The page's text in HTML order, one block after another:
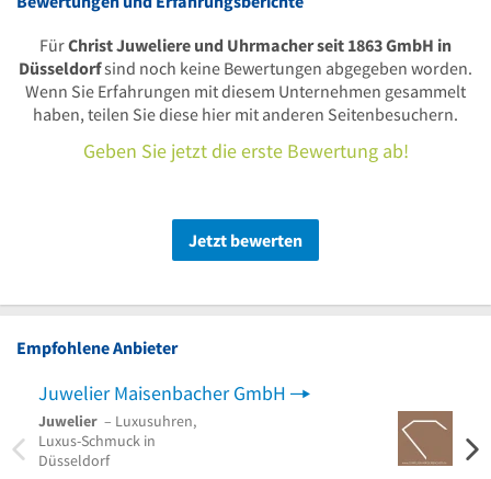
FürChrist Juweliere und Uhrmacher seit 1863 GmbH in
Düsseldorfsind noch keine Bewertungen abgegeben worden.
Wenn Sie Erfahrungen mit diesem Unternehmen gesammelt
haben, teilen Sie diese hier mit anderen Seitenbesuchern.
Geben Sie jetzt die erste Bewertung ab!
Jetzt bewerten
Empfohlene Anbieter
Juwelier Maisenbacher GmbH
Juwelier – Luxusuhren,
Luxus-Schmuck in
Düsseldorf